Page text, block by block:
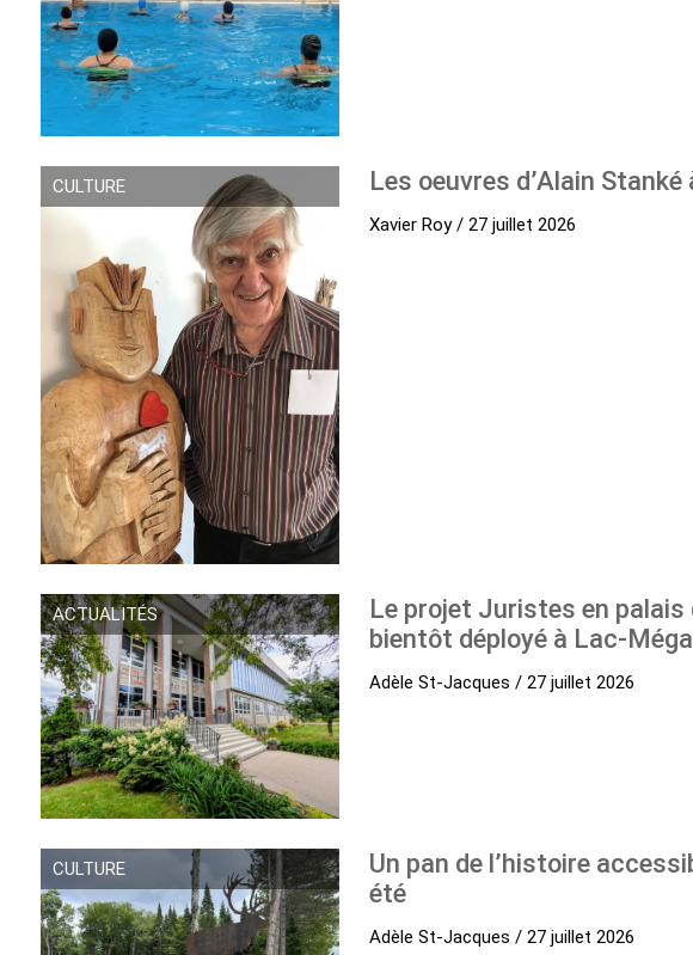
CULTURE Les oeuvres d’Alain Stanké
Xavier Roy / 27 juillet 2026
ACTUALITÉS
Le projet Juristes en palais
bientôt déployé à Lac-
Adèle St-Jacques / 27 juillet 2026
CULTURE
Un pan de l’histoire
été
Adèle St-Jacques / 27 juillet 2026